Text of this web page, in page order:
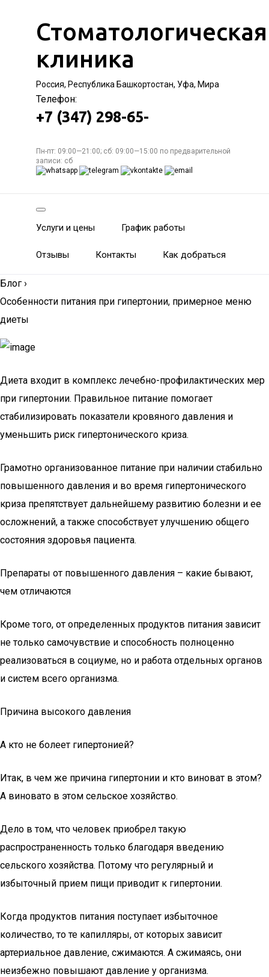
Стоматологическая
клиника
Россия, Республика Башкортостан, Уфа, Мира
Телефон:
+7 (347) 298-65-
Пн-пт: 09:00—21:00; сб: 09:00—15:00 по предварительной
записи: сб
Услуги и цены График работы
Отзывы Контакты Как добраться
Блог ›
Особенности питания при гипертонии, примерное меню
диеты
Диета входит в комплекс лечебно-профилактических мер
при гипертонии. Правильное питание помогает
стабилизировать показатели кровяного давления и
уменьшить риск гипертонического криза.
Грамотно организованное питание при наличии стабильно
повышенного давления и во время гипертонического
криза препятствует дальнейшему развитию болезни и ее
осложнений, а также способствует улучшению общего
состояния здоровья пациента.
Препараты от повышенного давления – какие бывают,
чем отличаются
Кроме того, от определенных продуктов питания зависит
не только самочувствие и способность полноценно
реализоваться в социуме, но и работа отдельных органов
и систем всего организма.
Причина высокого давления
А кто не болеет гипертонией?
Итак, в чем же причина гипертонии и кто виноват в этом?
А виновато в этом сельское хозяйство.
Дело в том, что человек приобрел такую
распространенность только благодаря введению
сельского хозяйства. Потому что регулярный и
избыточный прием пищи приводит к гипертонии.
Когда продуктов питания поступает избыточное
количество, то те капилляры, от которых зависит
артериальное давление, сжимаются. А сжимаясь, они
неизбежно повышают давление у организма.